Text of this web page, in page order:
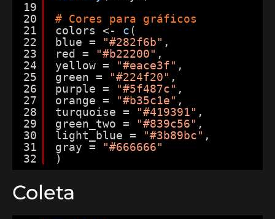
19
20
21
22
23
24
25
26
27
28
29
30
31
32
# Cores para gráficos
colors <- c(
blue =
"#282f6b" ,
red =
"#b22200" ,
yellow =
"#eace3f" ,
green =
"#224f20" ,
purple =
"#5f487c" ,
orange =
"#b35c1e" ,
turquoise =
"#419391" ,
green_two =
"#839c56" ,
light_blue =
"#3b89bc" ,
gray =
"#666666"
)
Coleta